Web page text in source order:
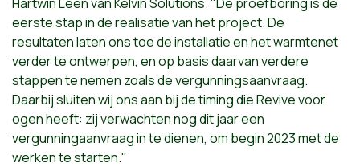
eerste stap in de realisatie van het project. De
resultaten laten ons toe de installatie en het warmtenet
verder te ontwerpen, en op basis daarvan verdere
stappen te nemen zoals de vergunningsaanvraag.
Daarbij sluiten wij ons aan bij de timing die Revive voor
ogen heeft: zij verwachten nog dit jaar een
vergunningaanvraag in te dienen, om begin 2023 met de
werken te starten."